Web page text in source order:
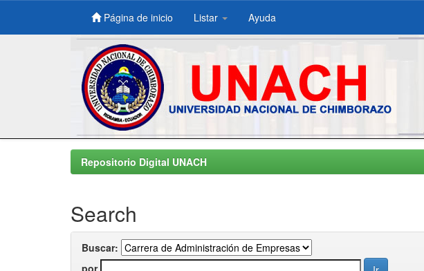
Skip
Página de inicio Listar Ayuda
Repositorio Digital UNACH
Search
Buscar:
por